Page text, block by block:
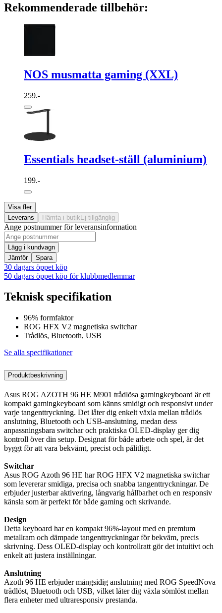
Rekommenderade tillbehör:
NOS musmatta gaming (XXL)
259.-
Essentials headset-ställ (aluminium)
199.-
Visa fler
Leverans
Hämta i butikEj tillgänglig
Ange postnummer för leveransinformation
Lägg i kundvagn
Jämför
Spara
30 dagars öppet köp
50 dagars öppet köp för klubbmedlemmar
Teknisk specifikation
96% formfaktor
ROG HFX V2 magnetiska switchar
Trådlös, Bluetooth, USB
Se alla specifikationer
Produktbeskrivning
Asus ROG AZOTH 96 HE M901 trådlösa gamingkeyboard är ett
kompakt gamingkeyboard som känns smidigt och responsivt under
varje tangenttryckning. Det låter dig enkelt växla mellan trådlös
anslutning, Bluetooth och USB-anslutning, medan dess
anpassningsbara switchar och praktiska OLED-display ger dig
kontroll över din setup. Designat för både arbete och spel, är det
byggt för att vara bekvämt, precist och pålitligt.
Switchar
Asus ROG Azoth 96 HE har ROG HFX V2 magnetiska switchar
som levererar smidiga, precisa och snabba tangenttryckningar. De
erbjuder justerbar aktivering, långvarig hållbarhet och en responsiv
känsla som är perfekt för både gaming och skrivande.
Design
Detta keyboard har en kompakt 96%-layout med en premium
metallram och dämpade tangenttryckningar för bekväm, precis
skrivning. Dess OLED-display och kontrollratt gör det intuitivt och
enkelt att justera inställningar.
Anslutning
Azoth 96 HE erbjuder mångsidig anslutning med ROG SpeedNova
trådlöst, Bluetooth och USB, vilket låter dig växla sömlöst mellan
flera enheter med ultraresponsiv prestanda.